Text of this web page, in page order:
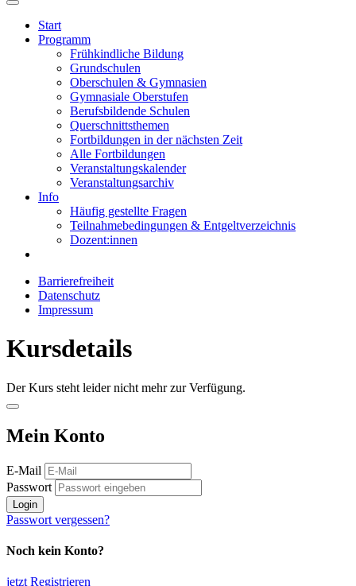
Start
Programm
Frühkindliche Bildung
Grundschulen
Oberschulen & Gymnasien
Gymnasiale Oberstufen
Berufsbildende Schulen
Querschnittsthemen
Fortbildungen in der nächsten Zeit
Alle Fortbildungen
Veranstaltungskalender
Veranstaltungsarchiv
Info
Häufig gestellte Fragen
Teilnahmebedingungen & Entgeltverzeichnis
Dozent:innen
Barrierefreiheit
Datenschutz
Impressum
Kursdetails
Der Kurs steht leider nicht mehr zur Verfügung.
Mein Konto
E-Mail
Passwort
Login
Passwort vergessen?
Noch kein Konto?
jetzt Registrieren